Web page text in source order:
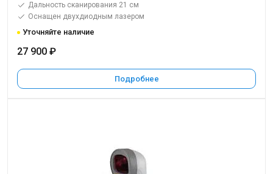
Дальность сканирования 21 см
Оснащен двухдиодным лазером
Уточняйте наличие
27 900 ₽
Подробнее